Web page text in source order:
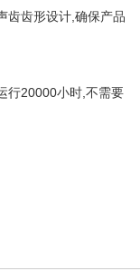
齿齿形设计,确保产品
行20000小时,不需要